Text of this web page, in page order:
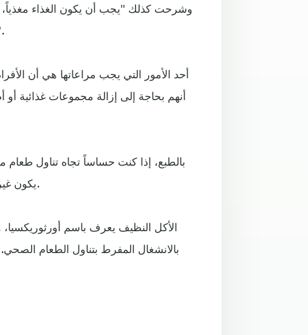
وشرحت كذلك "يجب أن يكون الغذاء مغذياً،
أن يكون الطعام
أنهم بحاجة إلى إزالة مجموعات غذائية أو
بالطبع، إذا كنت حساساً تجاه تناول
يكون غير ضروري وضار على الصحة العامة على المدى البعيد.
الأكل النظيف يعرف باسم أورثوريكسيا،
بالانشغال المفرط بتناول الطعام